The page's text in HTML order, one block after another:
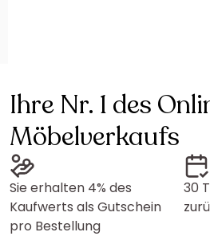
Ihre Nr. 1 des
Möbelverkaufs
Sie erhalten 4% des
Kaufwerts als Gutschein
pro Bestellung
30